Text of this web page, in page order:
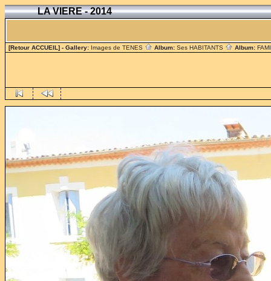
LA VIERE - 2014
[Retour ACCUEIL] - Gallery: Images de TENES Album: Ses HABITANTS Album: